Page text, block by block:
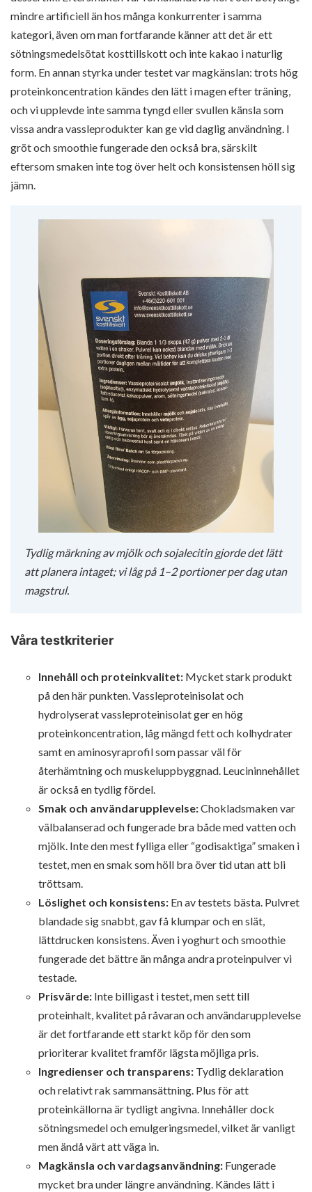
mindre artificiell än hos många konkurrenter i samma
kategori, även om man fortfarande känner att det är ett
sötningsmedelsötat kosttillskott och inte kakao i naturlig
form. En annan styrka under testet var magkänslan: trots hög
proteinkoncentration kändes den lätt i magen efter träning,
och vi upplevde inte samma tyngd eller svullen känsla som
vissa andra vassleprodukter kan ge vid daglig användning. I
gröt och smoothie fungerade den också bra, särskilt
eftersom smaken inte tog över helt och konsistensen höll sig
jämn.
Tydlig märkning av mjölk och sojalecitin gjorde det lätt
att planera intaget; vi låg på 1–2 portioner per dag utan
magstrul.
Våra testkriterier
Innehåll och proteinkvalitet: Mycket stark produkt
på den här punkten. Vassleproteinisolat och
hydrolyserat vassleproteinisolat ger en hög
proteinkoncentration, låg mängd fett och kolhydrater
samt en aminosyraprofil som passar väl för
återhämtning och muskeluppbyggnad. Leucininnehållet
är också en tydlig fördel.
Smak och användarupplevelse:Chokladsmaken var
välbalanserad och fungerade bra både med vatten och
mjölk. Inte den mest fylliga eller “godisaktiga” smaken i
testet, men en smak som höll bra över tid utan att bli
tröttsam.
Löslighet och konsistens: En av testets bästa. Pulvret
blandade sig snabbt, gav få klumpar och en slät,
lättdrucken konsistens. Även i yoghurt och smoothie
fungerade det bättre än många andra proteinpulver vi
testade.
Prisvärde: Inte billigast i testet, men sett till
proteinhalt, kvalitet på råvaran och användarupplevelse
är det fortfarande ett starkt köp för den som
prioriterar kvalitet framför lägsta möjliga pris.
Ingredienser och transparens: Tydlig deklaration
och relativt rak sammansättning. Plus för att
proteinkällorna är tydligt angivna. Innehåller dock
sötningsmedel och emulgeringsmedel, vilket är vanligt
men ändå värt att väga in.
Magkänsla och vardagsanvändning: Fungerade
mycket bra under längre användning. Kändes lätt i